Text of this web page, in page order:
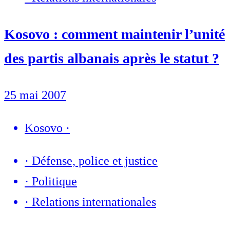
Kosovo : comment maintenir l’unité
des partis albanais après le statut ?
25 mai 2007
Kosovo ·
· Défense, police et justice
· Politique
· Relations internationales